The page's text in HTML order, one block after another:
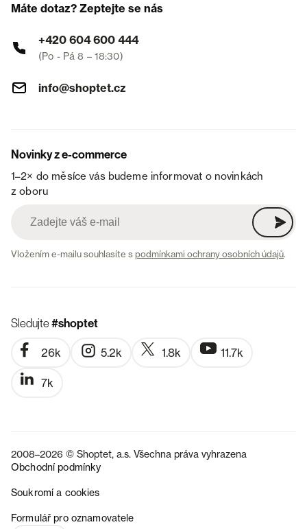
Máte dotaz? Zeptejte se nás
+420 604 600 444
(Po - Pá 8 – 18:30)
info@shoptet.cz
Novinky z e-commerce
1–2× do měsíce vás budeme informovat o novinkách
z oboru
Vložením e-mailu souhlasíte spodmínkami ochrany osobních údajů.
Sledujte#shoptet
26k 5.2k 1.8k 11.7k
7k
2008–2026 © Shoptet, a.s. Všechna práva vyhrazena
Obchodní podmínky
Soukromí a cookies
Formulář pro oznamovatele